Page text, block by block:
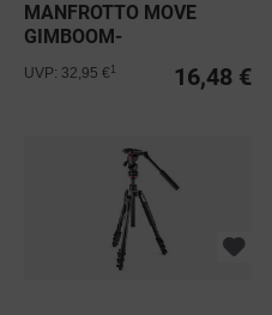
MANFROTTO MOVE
GIMBOOM-
ZUBEHÖRADAPTER
16,48 €
UVP: 32,95 €